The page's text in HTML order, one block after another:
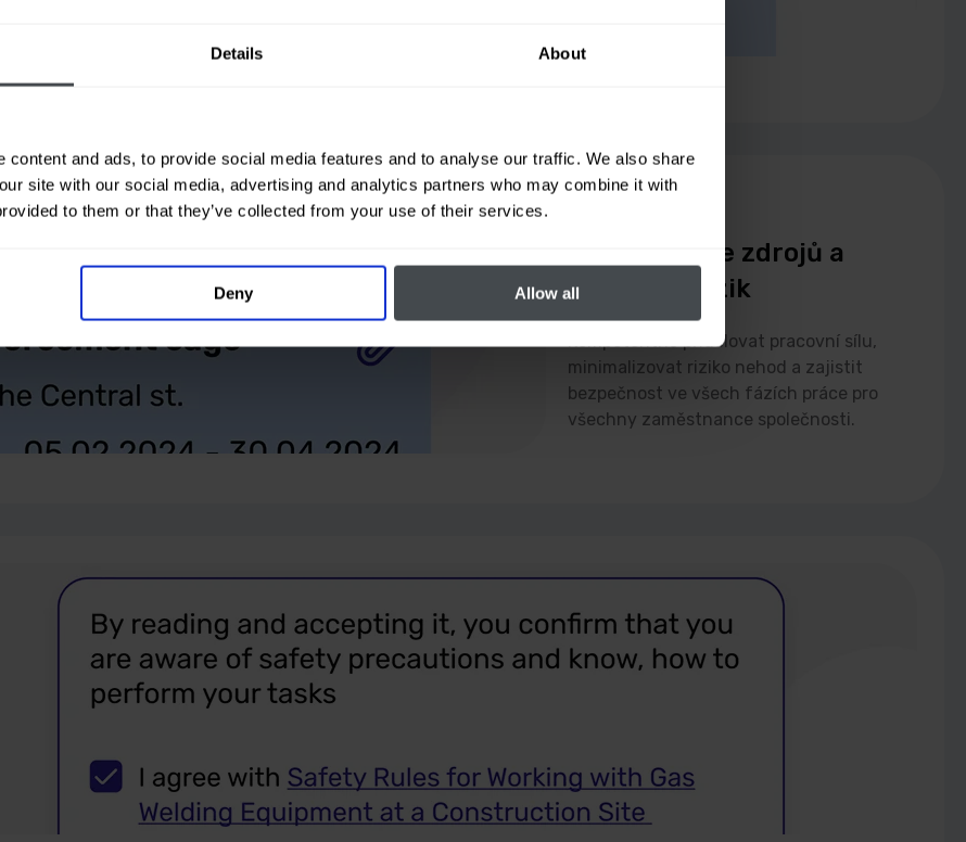
Details About
content and ads, to provide social media features and to analyse our traffic. We also share
site with our social media, advertising and analytics partners who may combine it with
to them or that they’ve collected from your use of their services.
Deny Allow all
Optimalizace zdrojů a
snižování rizik
Kompetentně přidělovat pracovní sílu,
minimalizovat riziko nehod a zajistit
bezpečnost ve všech fázích práce pro
všechny zaměstnance společnosti.